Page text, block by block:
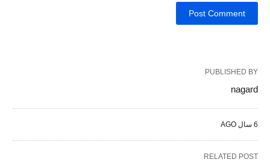
PUBLISHED BY
nagard
6 سال AGO
RELATED POST